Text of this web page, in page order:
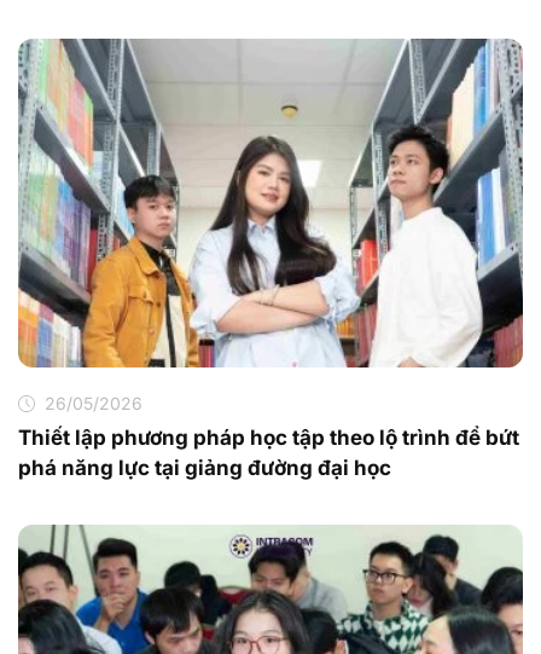
26/05/2026
Thiết lập phương pháp học tập theo lộ trình để bứt
phá năng lực tại giảng đường đại học